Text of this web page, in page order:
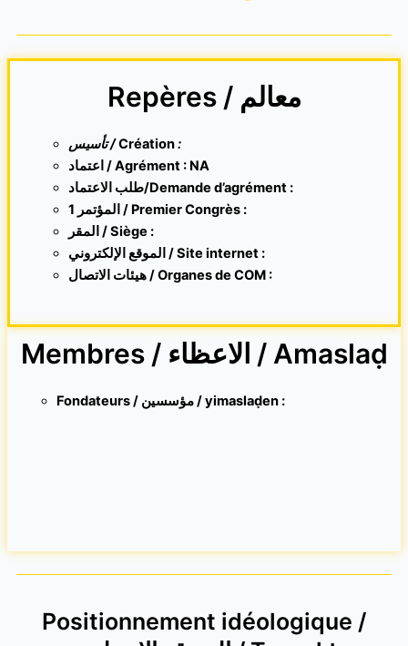
Repères / معالم
تأسيس /Création:
اعتماد / Agrément : NA
طلب الاعتماد/Demande d’agrément :
1 المؤتمر / Premier Congrès :
المقر /Siège :
الموقع الإلكتروني /Site internet:
هيئات الاتصال / Organes de COM :
Membres / الاعظاء / Amaslaḍ
Fondateurs / مؤسسين / yimaslaḍen :
Positionnement idéologique /